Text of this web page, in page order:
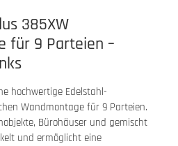
385XW
für 9 Parteien –
hochwertige Edelstahl-
Wandmontage für 9 Parteien.
Bürohäuser und gemischt
und ermöglicht eine